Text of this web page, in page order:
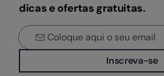
dicas e ofertas gratuitas.
Inscreva-se